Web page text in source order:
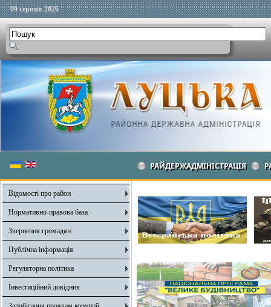
09 серпня 2026
РАЙДЕРЖАДМІНІСТРАЦІЯ
Відомості про район
Нормативно-правова база
Звернення громадян
Публічна інформація
Регуляторна політика
Інвестиційний довідник